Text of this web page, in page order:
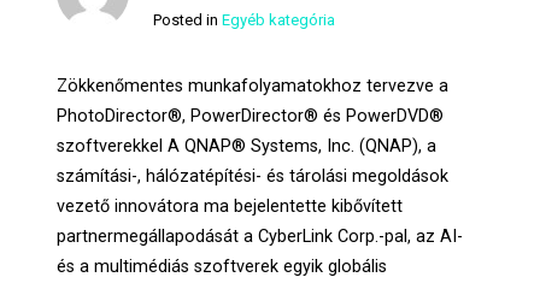
Posted inEgyéb kategória
Zökkenőmentes munkafolyamatokhoz tervezve a
PhotoDirector®, PowerDirector® és PowerDVD®
szoftverekkel A QNAP® Systems, Inc. (QNAP), a
számítási-, hálózatépítési- és tárolási megoldások
vezető innovátora ma bejelentette kibővített
partnermegállapodását a CyberLink Corp.-pal, az AI-
és a multimédiás szoftverek egyik globális